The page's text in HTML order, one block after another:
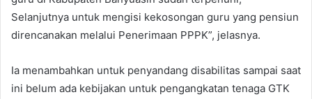
Selanjutnya untuk mengisi kekosongan guru yang pensiun
direncanakan melalui Penerimaan PPPK”, jelasnya.
Ia menambahkan untuk penyandang disabilitas sampai saat
ini belum ada kebijakan untuk pengangkatan tenaga GTK